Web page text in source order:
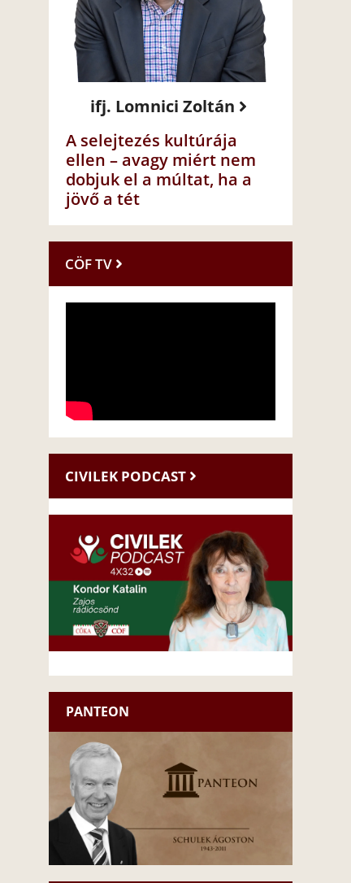
ifj. Lomnici Zoltán
A selejtezés kultúrája
ellen – avagy miért nem
dobjuk el a múltat, ha a
jövő a tét
CÖF TV
CIVILEK PODCAST
PANTEON